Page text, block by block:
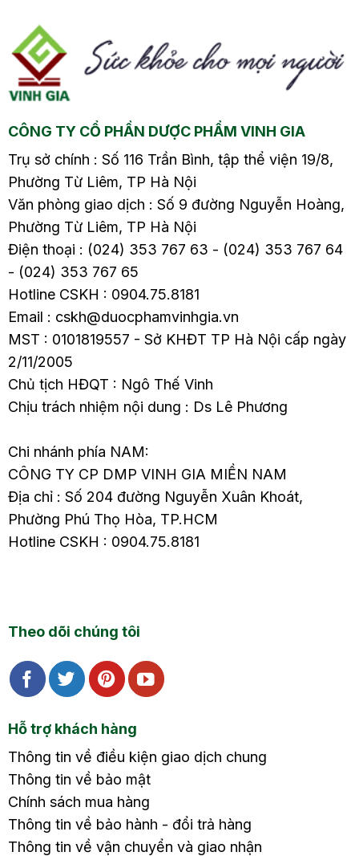
CÔNG TY CỔ PHẦN DƯỢC PHẨM VINH GIA
Trụ sở chính : Số 116 Trần Bình, tập thể viện 19/8,
Phường Từ Liêm, TP Hà Nội
Văn phòng giao dịch : Số 9 đường Nguyễn Hoàng,
Phường Từ Liêm, TP Hà Nội
Điện thoại : (024) 353 767 63 - (024) 353 767 64
- (024) 353 767 65
Hotline CSKH : 0904.75.8181
Email : cskh@duocphamvinhgia.vn
MST : 0101819557 - Sở KHĐT TP Hà Nội cấp ngày
2/11/2005
Chủ tịch HĐQT : Ngô Thế Vinh
Chịu trách nhiệm nội dung : Ds Lê Phương
Chi nhánh phía NAM:
CÔNG TY CP DMP VINH GIA MIỀN NAM
Địa chỉ : Số 204 đường Nguyễn Xuân Khoát,
Phường Phú Thọ Hòa, TP.HCM
Hotline CSKH : 0904.75.8181
Theo dõi chúng tôi
Hỗ trợ khách hàng
Thông tin về điều kiện giao dịch chung
Thông tin về bảo mật
Chính sách mua hàng
Thông tin về bảo hành - đổi trả hàng
Thông tin về vận chuyển và giao nhận